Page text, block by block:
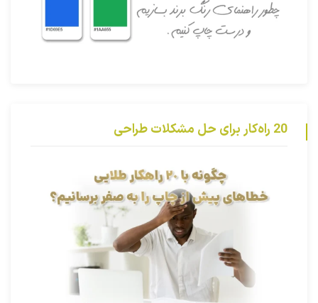
20 راه‌کار برای حل مشکلات طراحی